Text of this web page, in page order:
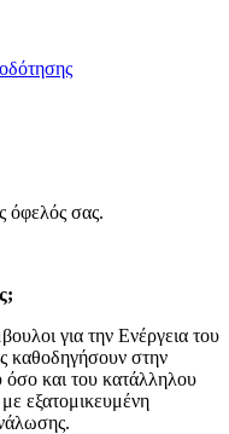
όφελός σας.
για την Ενέργεια του
καθοδηγήσουν στην
και του κατάλληλου
εξατομικευμένη